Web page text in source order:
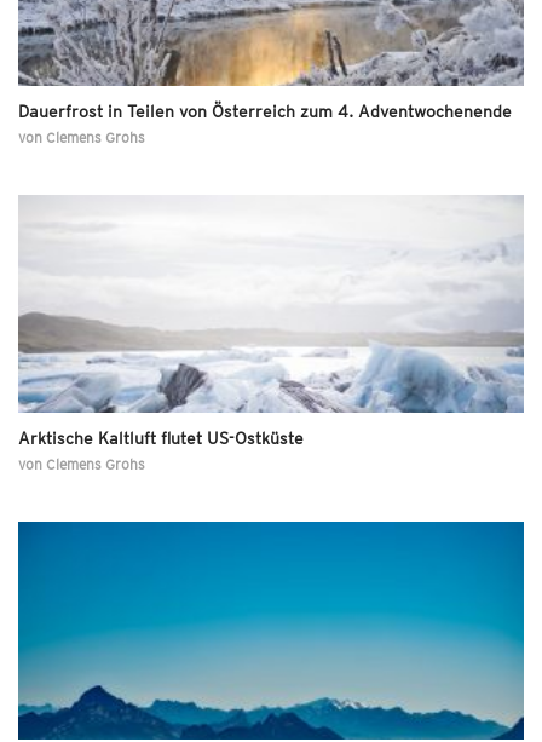
Dauerfrost in Teilen von Österreich zum 4. Adventwochenende
von Clemens Grohs
Arktische Kaltluft flutet US-Ostküste
von Clemens Grohs